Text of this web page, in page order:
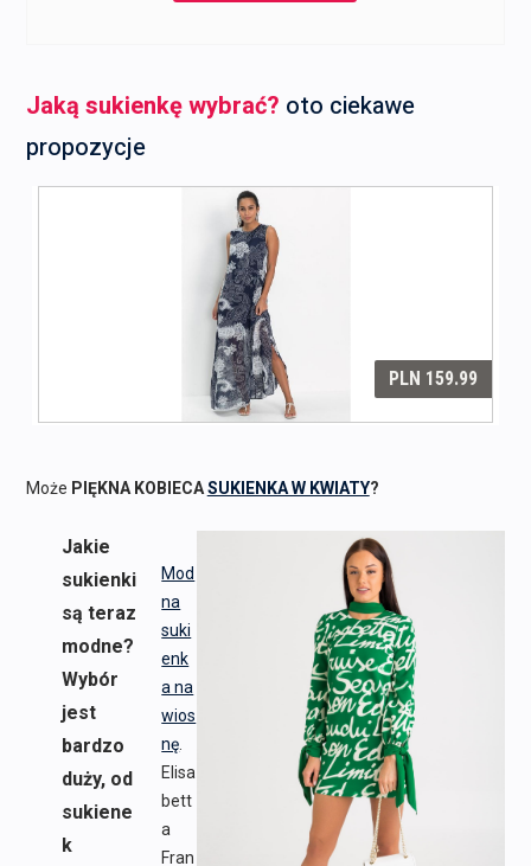
Jaką sukienkę wybrać? oto ciekawe
propozycje
Może PIĘKNA KOBIECASUKIENKA W KWIATY?
Mod
na
suki
enk
a na
wios
nę
Elisa
bett
a
Fran
Jakie
sukienki
są teraz
modne?
Wybór
jest
bardzo
duży, od
sukiene
k